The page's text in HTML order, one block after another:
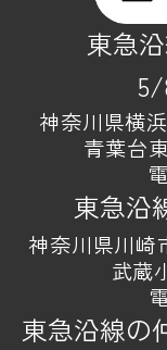
東急
5/
神奈川県横
青葉台
東急沿
神奈川県川崎
武蔵
東急沿線